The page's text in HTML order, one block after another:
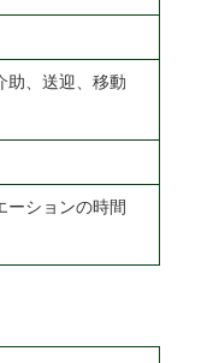
助、送迎、移動
ーションの時間